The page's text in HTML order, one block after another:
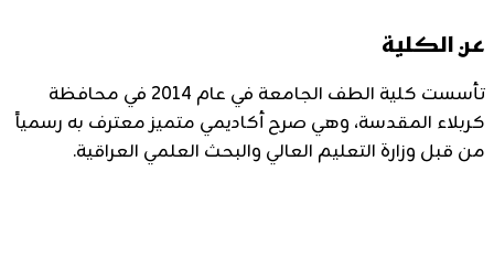
عن الكلية
تأسست كلية الطف الجامعة في عام 2014 في محافظة
كربلاء المقدسة، وهي صرح أكاديمي متميز معترف به رسمياً
من قبل وزارة التعليم العالي والبحث العلمي العراقية.